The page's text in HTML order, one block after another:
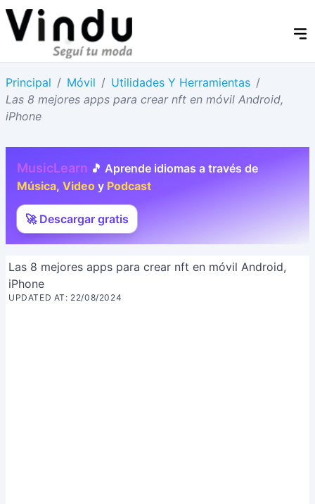
Principal / Móvil / Utilidades Y Herramientas /
Las 8 mejores apps para crear nft en móvil Android,
iPhone
MusicLearn 🎵 Aprende idiomas a través de
Música, Video y Podcast
🚀 Descargar gratis
Las 8 mejores apps para crear nft en móvil Android,
iPhone
UPDATED AT: 22/08/2024